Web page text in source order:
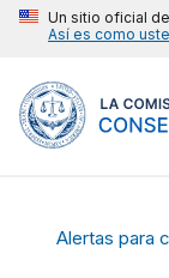
Un sitio oficial
Así es como
Alertas para